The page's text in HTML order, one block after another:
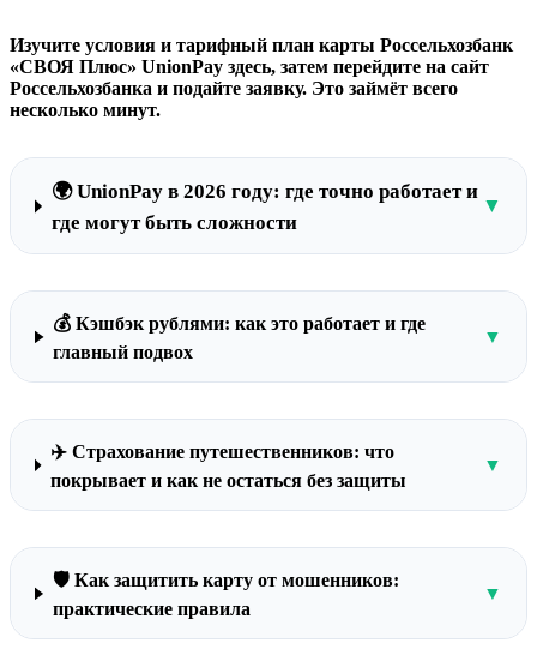
Изучите условия и тарифный план карты Россельхозбанк
«СВОЯ Плюс» UnionPay здесь, затем перейдите на сайт
Россельхозбанка и подайте заявку. Это займёт всего
несколько минут.
🌍 UnionPay в 2026 году: где точно работает и
где могут быть сложности
▼
💰 Кэшбэк рублями: как это работает и где
главный подвох
▼
✈️ Страхование путешественников: что
покрывает и как не остаться без защиты
▼
🛡️ Как защитить карту от мошенников:
практические правила
▼